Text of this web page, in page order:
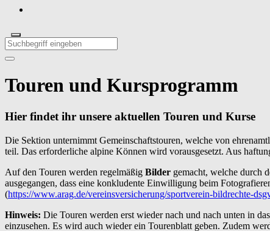
Touren und Kursprogramm
Hier findet ihr unsere aktuellen Touren und Kurse
Die Sektion unternimmt Gemeinschaftstouren, welche von
teil. Das erforderliche alpine Können wird vorausgesetzt. Aus
Auf den Touren werden regelmäßig Bilder gemacht, welche durch
ausgegangen, dass eine konkludente Einwilligung beim
(https://www.arag.de/vereinsversicherung/sportverein-bildrechte-
Hinweis: Die Touren werden erst wieder nach und nach unten in
einzusehen. Es wird auch wieder ein Tourenblatt geben. Zudem